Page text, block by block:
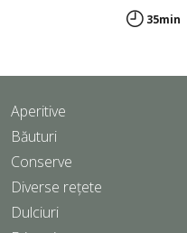
35min
Aperitive
Băuturi
Conserve
Diverse rețete
Dulciuri